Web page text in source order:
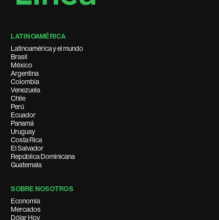
LATINOAMÉRICA
Latinoamérica y el mundo
Brasil
México
Argentina
Colombia
Venezuela
Chile
Perú
Ecuador
Panamá
Uruguay
Costa Rica
El Salvador
República Dominicana
Guatemala
SOBRE NOSOTROS
Economía
Mercados
Dólar Hoy